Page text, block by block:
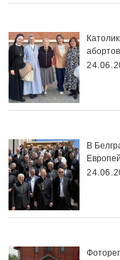
В